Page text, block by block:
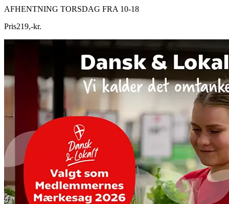
AFHENTNING TORSDAG FRA 10-18
Pris219,-kr.